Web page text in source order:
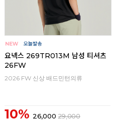
요넥스 269TR013M 남성 티셔츠
26FW
2026 FW 신상 배드민턴의류
10% 26,000 29,000